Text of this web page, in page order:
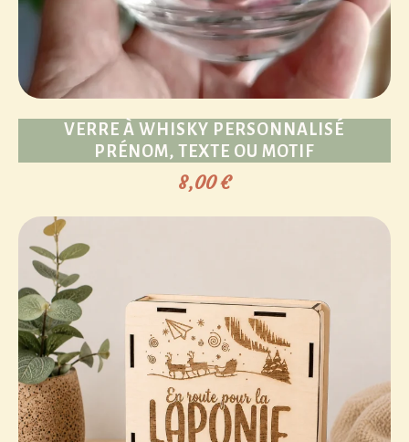
VERRE À WHISKY PERSONNALISÉ
PRÉNOM, TEXTE OU MOTIF
8,00€